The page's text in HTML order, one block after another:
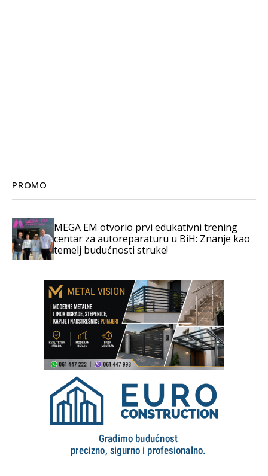
PROMO
MEGA EM otvorio prvi edukativni trening
centar za autoreparaturu u BiH: Znanje kao
temelj budućnosti struke!